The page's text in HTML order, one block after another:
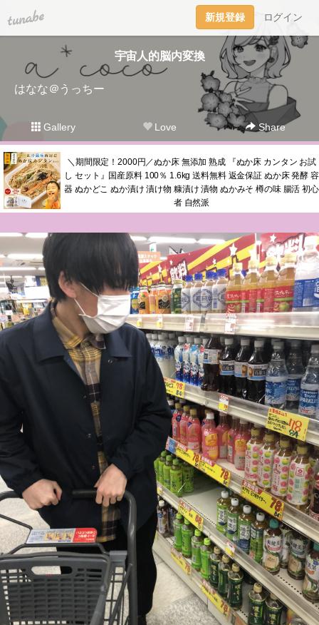
tuna.be 新規登録 ログイン
宇宙人的脳内変換
はなな＠うっちー
Gallery Love Share
＼期間限定！2000円／ぬか床 無添加 熟成 『ぬか床 カンタン お試
し セット』国産原料 100％ 1.6kg 送料無料 返金保証 ぬか床 発酵 容
器 ぬかどこ ぬか漬け 漬け物 糠漬け 漬物 ぬかみそ 樽の味 腸活 初心
者 自然派